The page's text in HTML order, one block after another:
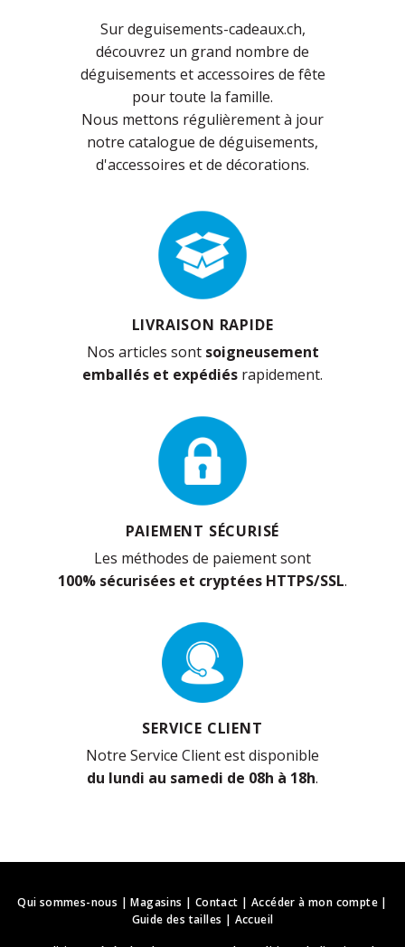
Sur deguisements-cadeaux.ch,
découvrez un grand nombre de
déguisements et accessoires de fête
pour toute la famille.
Nous mettons régulièrement à jour
notre catalogue de déguisements,
d'accessoires et de décorations.
LIVRAISON RAPIDE
Nos articles sont soigneusement
emballés et expédiés rapidement.
PAIEMENT SÉCURISÉ
Les méthodes de paiement sont
100% sécurisées et cryptées HTTPS/SSL.
SERVICE CLIENT
Notre Service Client est disponible
du lundi au samedi de 08h à 18h.
Qui sommes-nous |Magasins | Contact | Accéder à mon compte|
Guide des tailles | Accueil